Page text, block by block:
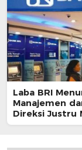
Laba BRI
Manajemen
Direksi Justru